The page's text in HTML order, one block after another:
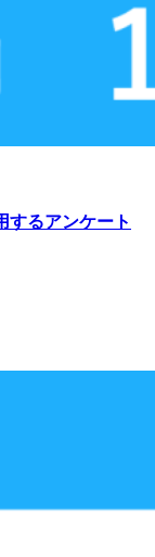
するアンケート